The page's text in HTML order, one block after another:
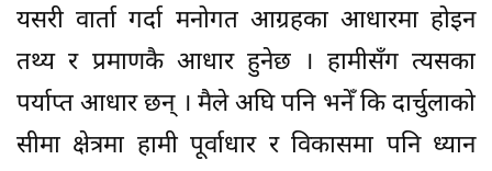
यसरी वार्ता गर्दा मनोगत आग्रहका आधारमा होइन
तथ्य र प्रमाणकै आधार हुनेछ । हामीसँग त्यसका
पर्याप्त आधार छन् । मैले अघि पनि भनेँ कि दार्चुलाको
सीमा क्षेत्रमा हामी पूर्वाधार र विकासमा पनि ध्यान